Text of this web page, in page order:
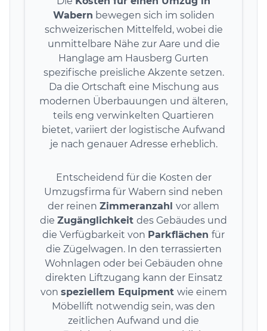
Wabern bewegen sich im soliden
schweizerischen Mittelfeld, wobei die
unmittelbare Nähe zur Aare und die
Hanglage am Hausberg Gurten
spezifische preisliche Akzente setzen.
Da die Ortschaft eine Mischung aus
modernen Überbauungen und älteren,
teils eng verwinkelten Quartieren
bietet, variiert der logistische Aufwand
je nach genauer Adresse erheblich.
Entscheidend für die Kosten der
Umzugsfirma für Wabern sind neben
der reinen Zimmeranzahl vor allem
die Zugänglichkeit des Gebäudes und
die Verfügbarkeit von Parkflächen für
die Zügelwagen. In den terrassierten
Wohnlagen oder bei Gebäuden ohne
direkten Liftzugang kann der Einsatz
von speziellem Equipment wie einem
Möbellift notwendig sein, was den
zeitlichen Aufwand und die